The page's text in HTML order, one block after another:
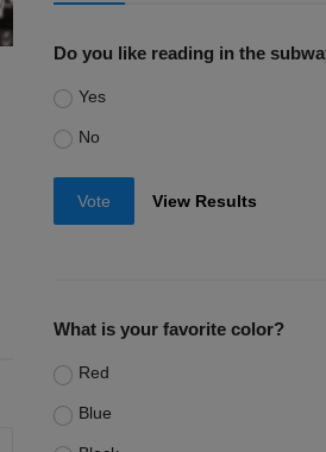
Do you like reading in the
Yes
No
Vote View Results
What is your favorite color?
Red
Blue